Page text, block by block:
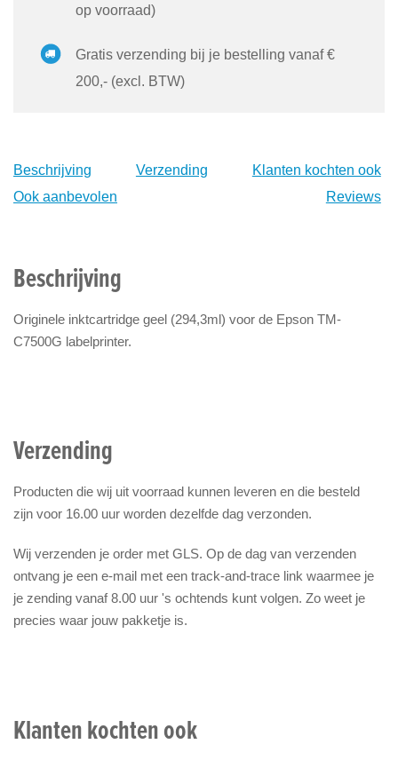
op voorraad)
Gratis verzending bij je bestelling vanaf €
200,- (excl. BTW)
Beschrijving Verzending
Klanten kochten ook
Ook aanbevolen
Reviews
Beschrijving
Originele inktcartridge geel (294,3ml) voor de Epson TM-
C7500G labelprinter.
Verzending
Producten die wij uit voorraad kunnen leveren en die besteld
zijn voor 16.00 uur worden dezelfde dag verzonden.
Wij verzenden je order met GLS. Op de dag van verzenden
ontvang je een e-mail met een track-and-trace link waarmee je
je zending vanaf 8.00 uur 's ochtends kunt volgen. Zo weet je
precies waar jouw pakketje is.
Klanten kochten ook